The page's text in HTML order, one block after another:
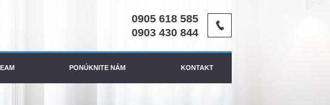
0905 618 585
0903 430 844
PONÚKNITE NÁM KONTAKT